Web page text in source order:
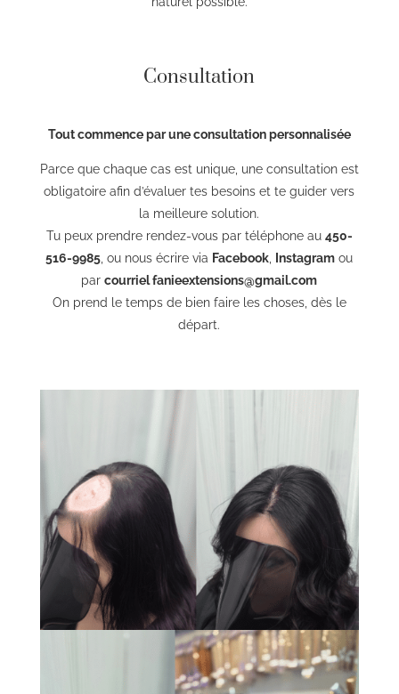
Consultation
Tout commence par une consultation personnalisée
Parce que chaque cas est unique, une consultation est
obligatoire afin d’évaluer tes besoins et te guider vers
la meilleure solution.
Tu peux prendre rendez-vous par téléphone au 450-
516-9985 , ou nous écrire via Facebook Instagram ou
parcourriel fanieextensions@gmail.com
On prend le temps de bien faire les choses, dès le
départ.